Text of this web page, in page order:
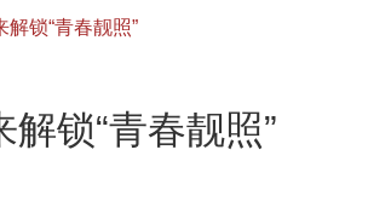
锁“青春靓照”
锁“青春靓照”